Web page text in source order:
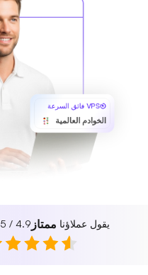
VPS فائق السرعة
الخوادم العالمية
يقول عملاؤنا ممتاز 4.9 / 5